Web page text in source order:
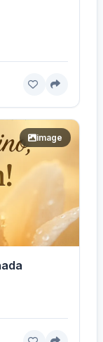
image